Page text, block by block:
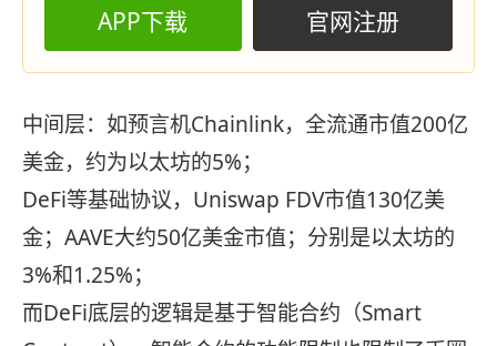
APP下载 官网注册
中间层：如预言机Chainlink，全流通市值200亿
美金，约为以太坊的5%；
DeFi等基础协议，Uniswap FDV市值130亿美
金；AAVE大约50亿美金市值；分别是以太坊的
3%和1.25%；
而DeFi底层的逻辑是基于智能合约（Smart